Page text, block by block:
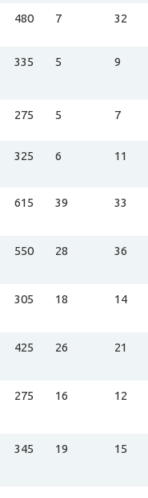
480 7 32
335 5 9
275 5 7
325 6 11
615 39 33
550 28 36
305 18 14
425 26 21
275 16 12
345 19 15